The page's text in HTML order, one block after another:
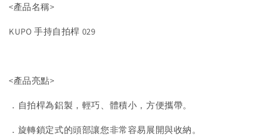
<產品名稱>
KUPO 手持自拍桿 029
<產品亮點>
．自拍桿為鋁製，輕巧、體積小，方便攜帶。
．旋轉鎖定式的頭部讓您非常容易展開與收納。